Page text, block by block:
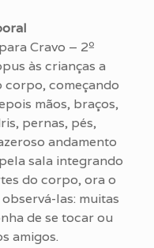
Cravo – 2º
às crianças a
corpo, começando
mãos, braços,
pernas, pés,
andamento
sala integrando
do corpo, ora o
las: muitas
de se tocar ou
amigos.